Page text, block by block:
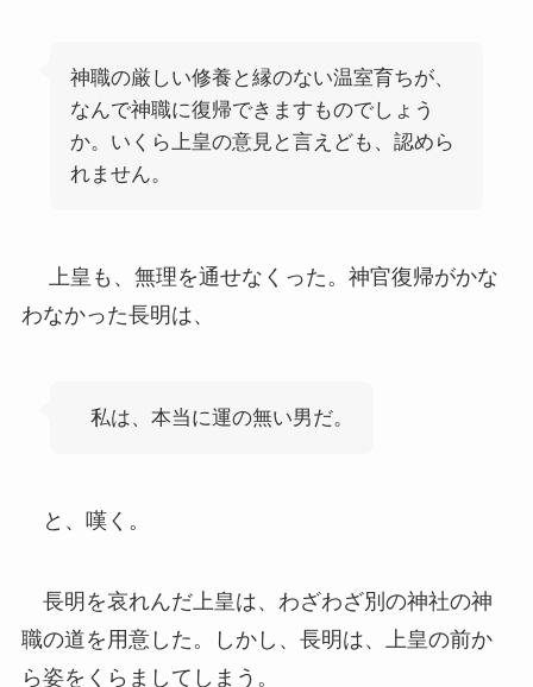
神職の厳しい修養と縁のない温室育ちが、
なんで神職に復帰できますものでしょう
か。いくら上皇の意見と言えども、認めら
れません。
上皇も、無理を通せなくった。神官復帰がかな
わなかった長明は、
私は、本当に運の無い男だ。
と、嘆く。
長明を哀れんだ上皇は、わざわざ別の神社の神
職の道を用意した。しかし、長明は、上皇の前か
ら姿をくらましてしまう。